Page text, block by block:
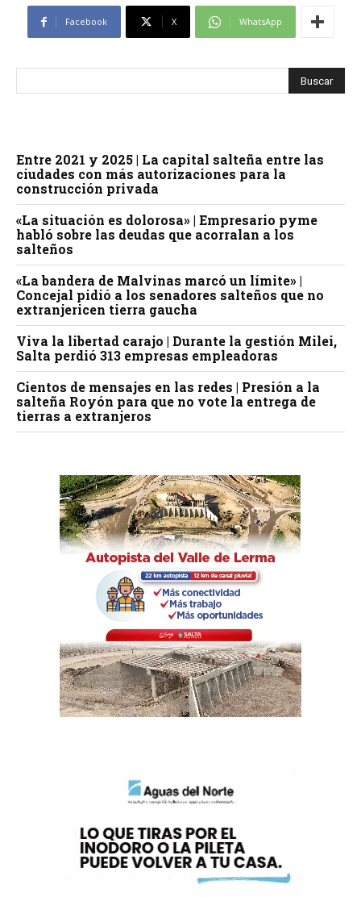
Facebook X WhatsApp
Entre 2021 y 2025 | La capital salteña entre las
ciudades con más autorizaciones para la
construcción privada
«La situación es dolorosa» | Empresario pyme
habló sobre las deudas que acorralan a los
salteños
«La bandera de Malvinas marcó un límite» |
Concejal pidió a los senadores salteños que no
extranjericen tierra gaucha
Viva la libertad carajo | Durante la gestión Milei,
Salta perdió 313 empresas empleadoras
Cientos de mensajes en las redes | Presión a la
salteña Royón para que no vote la entrega de
tierras a extranjeros